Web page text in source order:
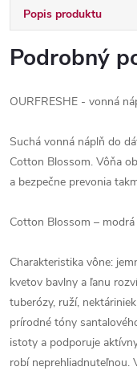
Popis produktu
Podrobný
OURFRESHE - vonná
Suchá vonná náplň do
Cotton Blossom. Vôňa
a bezpečne prevonia
Cotton Blossom – modrá
Charakteristika vône:
kvetov bavlny a ľanu
tuberózy, ruží,
prírodné tóny
istoty a podporuje
robí neprehliadnuteľnou.